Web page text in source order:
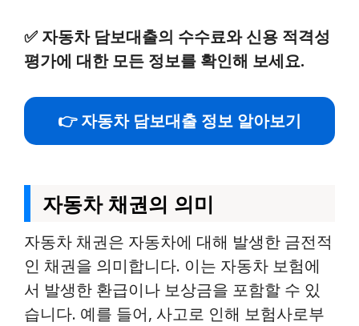
✅ 자동차 담보대출의 수수료와 신용 적격성
평가에 대한 모든 정보를 확인해 보세요.
👉 자동차 담보대출 정보 알아보기
자동차 채권의 의미
자동차 채권은 자동차에 대해 발생한 금전적
인 채권을 의미합니다. 이는 자동차 보험에
서 발생한 환급이나 보상금을 포함할 수 있
습니다. 예를 들어, 사고로 인해 보험사로부